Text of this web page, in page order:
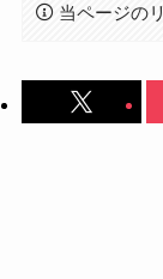
当ページの